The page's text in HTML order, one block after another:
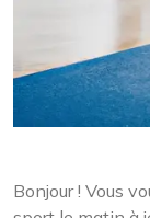
Bonjour ! Vous